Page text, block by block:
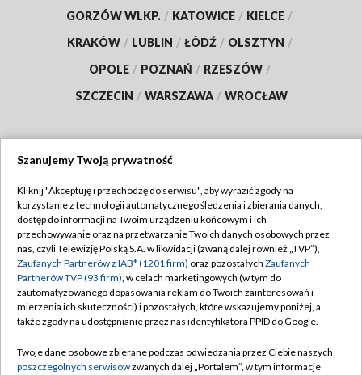
GORZÓW WLKP. / KATOWICE / KIELCE /
KRAKÓW / LUBLIN / ŁÓDŹ / OLSZTYN /
OPOLE / POZNAŃ / RZESZÓW /
SZCZECIN / WARSZAWA / WROCŁAW
TVP
Abonament TVP
Emisja w TVP
Centrum informacji TVP
Naziemna Telewizja Cyfrowa
Rada Programowa
Regulamin TVP
Polityka prywatności
Moje zgody
Pomoc
Kontakt
Szanujemy Twoją prywatność
Kliknij "Akceptuję i przechodzę do serwisu", aby wyrazić zgody na
korzystanie z technologii automatycznego śledzenia i zbierania danych,
dostęp do informacji na Twoim urządzeniu końcowym i ich
przechowywanie oraz na przetwarzanie Twoich danych osobowych przez
nas, czyli Telewizję Polską S.A. w likwidacji (zwaną dalej również „TVP”),
Zaufanych Partnerów z IAB* (1201 firm) oraz pozostałych Zaufanych
Partnerów TVP (93 firm), w celach marketingowych (w tym do
zautomatyzowanego dopasowania reklam do Twoich zainteresowań i
mierzenia ich skuteczności) i pozostałych, które wskazujemy poniżej, a
także zgody na udostępnianie przez nas identyfikatora PPID do Google.
Twoje dane osobowe zbierane podczas odwiedzania przez Ciebie naszych
poszczególnych serwisówzwanych dalej „Portalem”, w tym informacje